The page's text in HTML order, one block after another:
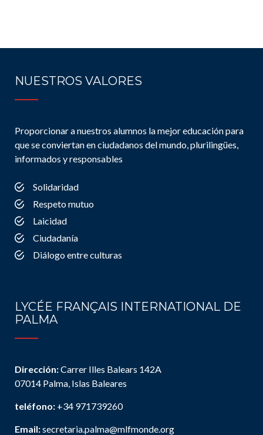
NUESTROS VALORES
Proporcionar a nuestros alumnos la mejor educación para
que se conviertan en ciudadanos del mundo, plurilingües,
informados y responsables
Solidaridad
Respeto mutuo
Laicidad
Ciudadanía
Diálogo entre culturas
LYCÉE FRANÇAIS INTERNATIONAL DE
PALMA
Dirección:Carrer Illes Balears 142A
07014 Palma, Islas Baleares
teléfono: +34 971739260
Email:secretaria.palma@mlfmonde.org